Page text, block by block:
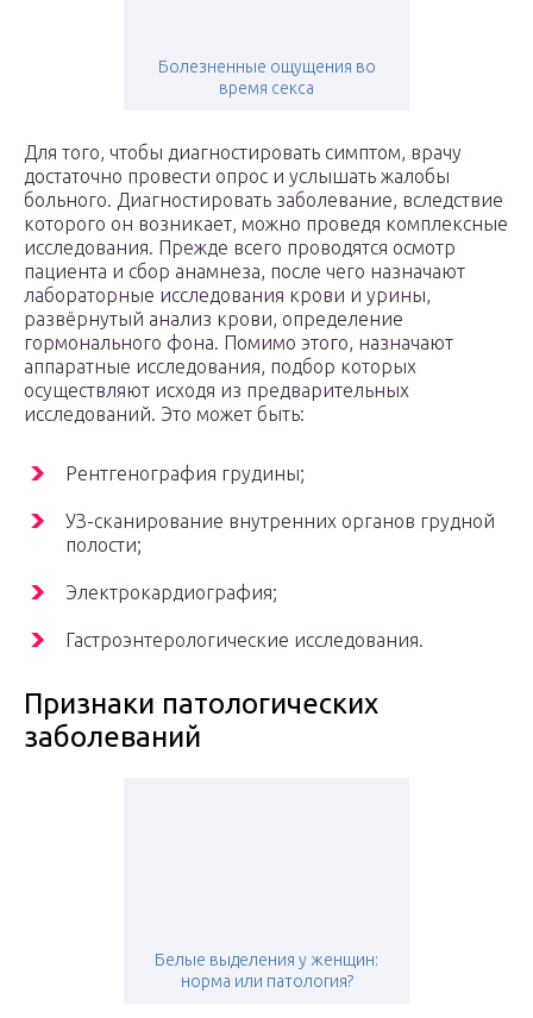
Болезненные ощущения во
время секса
Для того, чтобы диагностировать симптом, врачу
достаточно провести опрос и услышать жалобы
больного. Диагностировать заболевание, вследствие
которого он возникает, можно проведя комплексные
исследования. Прежде всего проводятся осмотр
пациента и сбор анамнеза, после чего назначают
лабораторные исследования крови и урины,
развёрнутый анализ крови, определение
гормонального фона. Помимо этого, назначают
аппаратные исследования, подбор которых
осуществляют исходя из предварительных
исследований. Это может быть:
Рентгенография грудины;
УЗ-сканирование внутренних органов грудной
полости;
Электрокардиография;
Гастроэнтерологические исследования.
Признаки патологических
заболеваний
Белые выделения у женщин:
норма или патология?